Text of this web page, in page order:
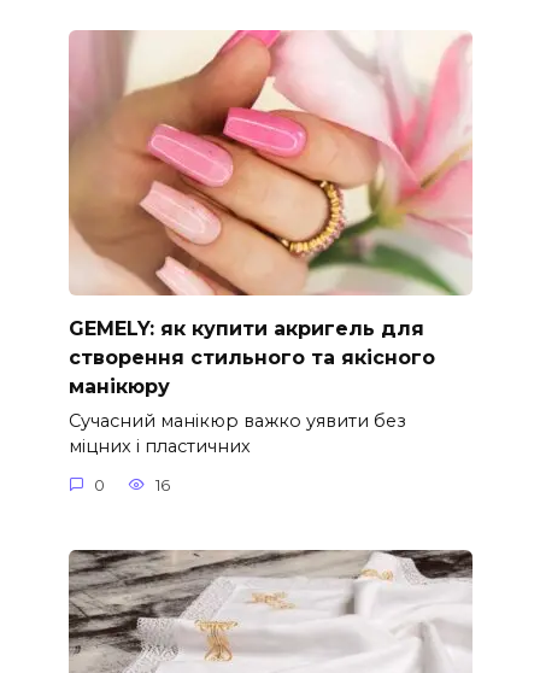
GEMELY: як купити акригель для
створення стильного та якісного
манікюру
Сучасний манікюр важко уявити без
міцних і пластичних
0 16